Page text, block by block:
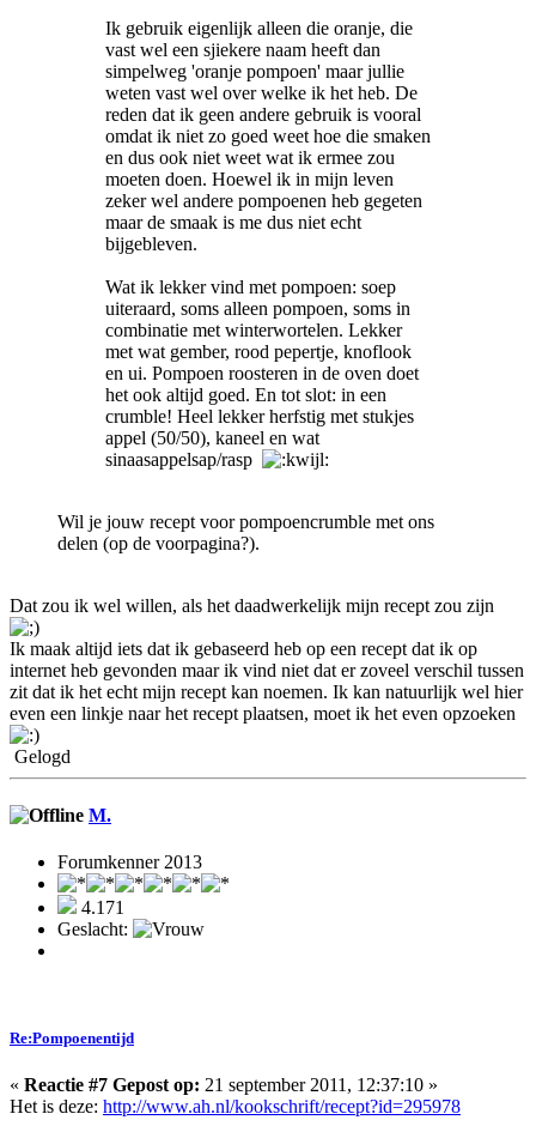
Ik gebruik eigenlijk alleen die oranje, die
vast wel een sjiekere naam heeft dan
simpelweg 'oranje pompoen' maar jullie
weten vast wel over welke ik het heb. De
reden dat ik geen andere gebruik is vooral
omdat ik niet zo goed weet hoe die smaken
en dus ook niet weet wat ik ermee zou
moeten doen. Hoewel ik in mijn leven
zeker wel andere pompoenen heb gegeten
maar de smaak is me dus niet echt
bijgebleven.
Wat ik lekker vind met pompoen: soep
uiteraard, soms alleen pompoen, soms in
combinatie met winterwortelen. Lekker
met wat gember, rood pepertje, knoflook
en ui. Pompoen roosteren in de oven doet
het ook altijd goed. En tot slot: in een
crumble! Heel lekker herfstig met stukjes
appel (50/50), kaneel en wat
sinaasappelsap/rasp
Wil je jouw recept voor pompoencrumble met ons
delen (op de voorpagina?).
Dat zou ik wel willen, als het daadwerkelijk mijn recept zou zijn
Ik maak altijd iets dat ik gebaseerd heb op een recept dat ik op
internet heb gevonden maar ik vind niet dat er zoveel verschil tussen
zit dat ik het echt mijn recept kan noemen. Ik kan natuurlijk wel hier
even een linkje naar het recept plaatsen, moet ik het even opzoeken
Gelogd
M.
Forumkenner 2013
4.171
Geslacht:
Re:Pompoenentijd
« Reactie #7 Gepost op: 21 september 2011, 12:37:10 »
Het is deze: http://www.ah.nl/kookschrift/recept?id=295978